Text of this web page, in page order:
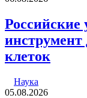
инструмент
клеток
Наука
05.08.2026